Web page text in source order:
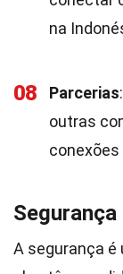
na
08 Parcerias
outras
A segurança é